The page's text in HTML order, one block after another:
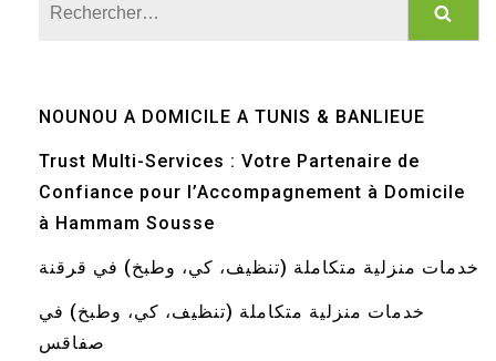
NOUNOU A DOMICILE A TUNIS & BANLIEUE
Trust Multi-Services : Votre Partenaire de
Confiance pour l’Accompagnement à Domicile
à Hammam Sousse
خدمات منزلية متكاملة (تنظيف، كي، وطبخ) في قرقنة
خدمات منزلية متكاملة (تنظيف، كي، وطبخ) في
صفاقس